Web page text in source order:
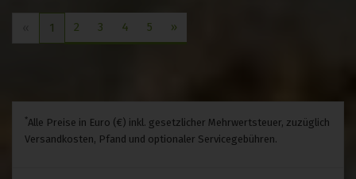
1 2 3 4 5 »
*Alle Preise in Euro (€) inkl. gesetzlicher Mehrwertsteuer, zuzüglich
Versandkosten, Pfand und optionaler Servicegebühren.